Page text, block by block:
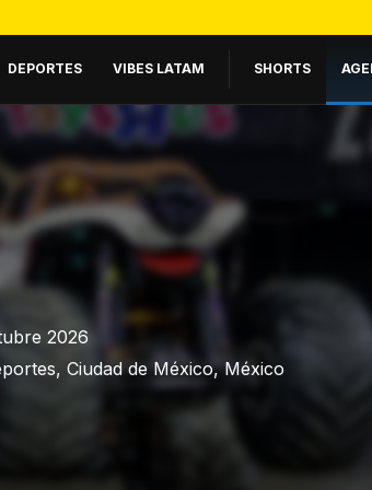
DEPORTES VIBES LATAM SHORTS
2026
Ciudad de México, México